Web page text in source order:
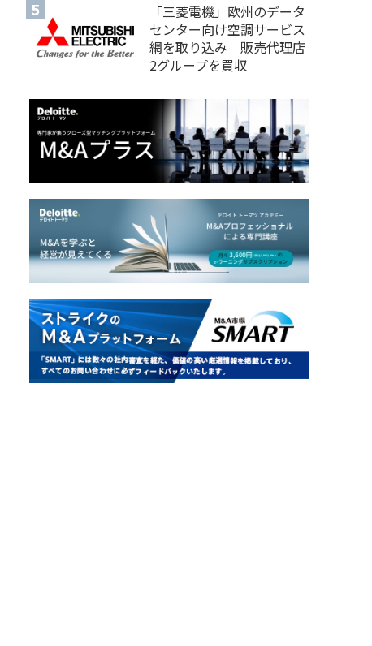
「三菱電機」欧州のデータ
センター向け空調サービス
網を取り込み 販売代理店
2グループを買収